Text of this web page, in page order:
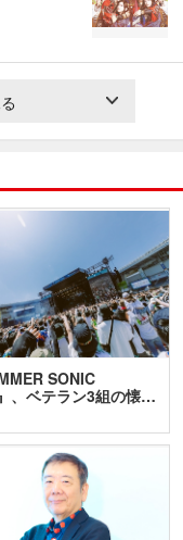
SONIC
、ベテラン3組の懐…